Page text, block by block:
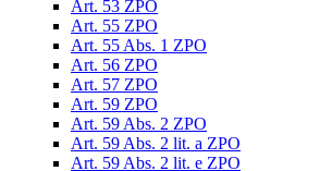
Art. 53 ZPO
Art. 55 ZPO
Art. 55 Abs. 1 ZPO
Art. 56 ZPO
Art. 57 ZPO
Art. 59 ZPO
Art. 59 Abs. 2 ZPO
Art. 59 Abs. 2 lit. a ZPO
Art. 59 Abs. 2 lit. e ZPO